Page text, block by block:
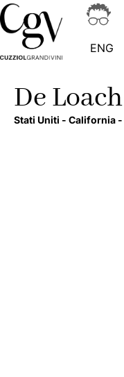
ENG
De Loach
Stati Uniti - California -